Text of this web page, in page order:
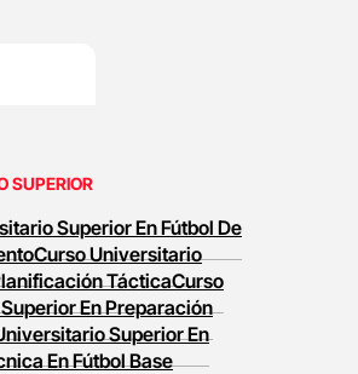
SUPERIOR
Superior En Fútbol De
Curso Universitario
TácticaCurso
En Preparación
Superior En
En Fútbol Base